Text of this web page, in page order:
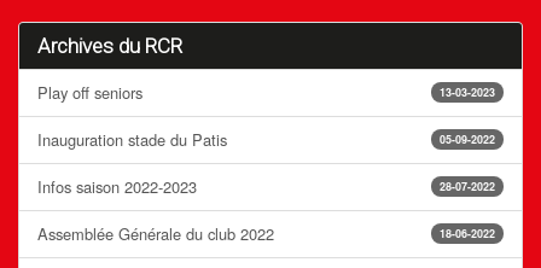
Archives du RCR
13-03-2023
Play off seniors
05-09-2022
Inauguration stade du Patis
28-07-2022
Infos saison 2022-2023
18-06-2022
Assemblée Générale du club 2022